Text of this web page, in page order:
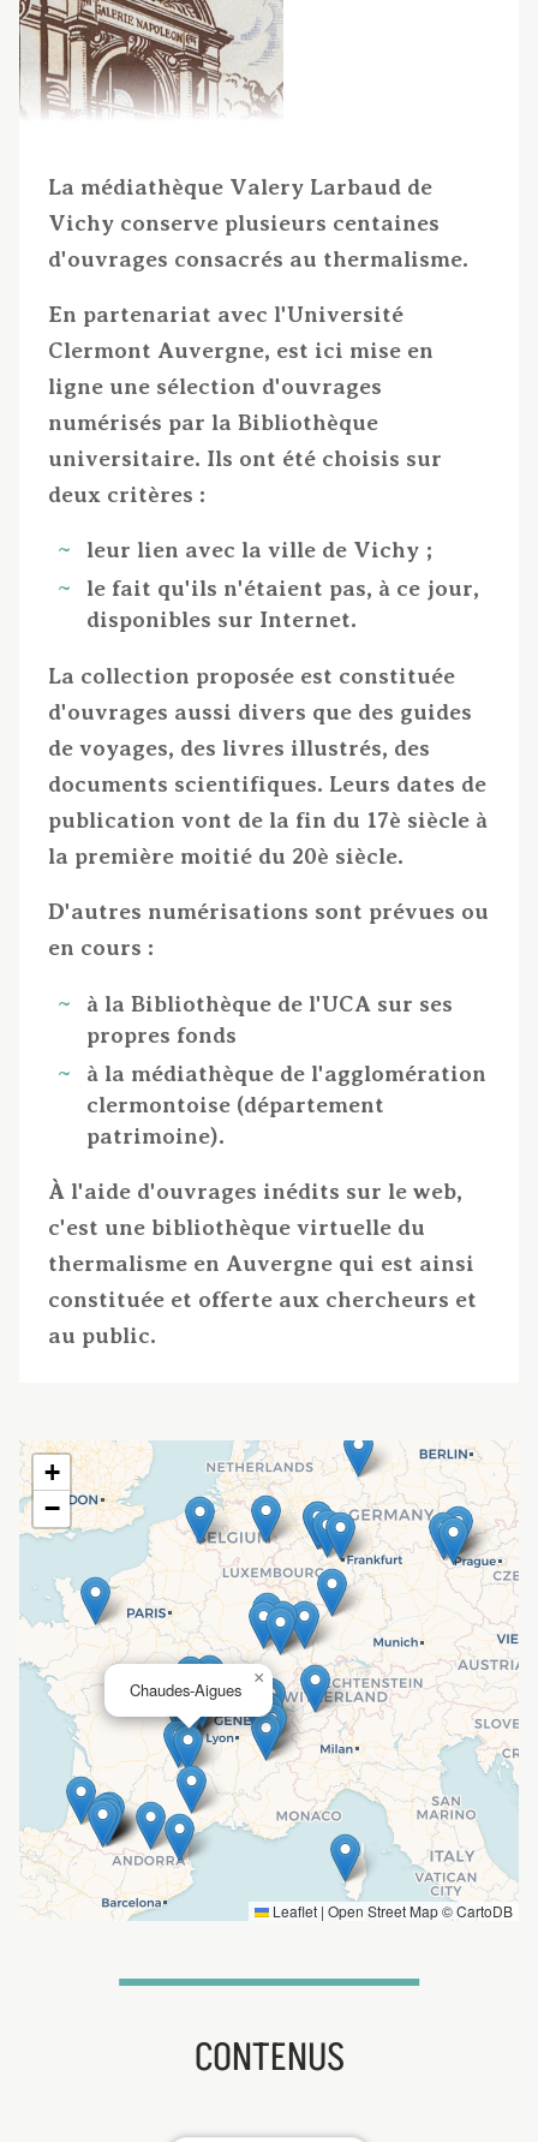
La médiathèque Valery Larbaud de
Vichy conserve plusieurs centaines
d'ouvrages consacrés au thermalisme.
En partenariat avec l'Université
Clermont Auvergne, est ici mise en
ligne une sélection d'ouvrages
numérisés par la Bibliothèque
universitaire. Ils ont été choisis sur
deux critères :
leur lien avec la ville de Vichy ;
le fait qu'ils n'étaient pas, à ce jour,
disponibles sur Internet.
La collection proposée est constituée
d'ouvrages aussi divers que des guides
de voyages, des livres illustrés, des
documents scientifiques. Leurs dates de
publication vont de la fin du 17è siècle à
la première moitié du 20è siècle.
D'autres numérisations sont prévues ou
en cours :
à la Bibliothèque de l'UCA sur ses
propres fonds
à la médiathèque de l'agglomération
clermontoise (département
patrimoine).
À l'aide d'ouvrages inédits sur le web,
c'est une bibliothèque virtuelle du
thermalisme en Auvergne qui est ainsi
constituée et offerte aux chercheurs et
au public.
Chaudes-Aigues
×
+
−
Leaflet | Open Street Map ©CartoDB
CONTENUS